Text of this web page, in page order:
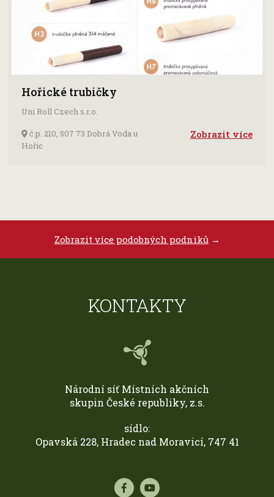
Hořické trubičky
Uni Roll Czech s.r.o.
č.p. 210, 507 73 Dobrá Voda u
Hořic
Zobrazit více
Zobrazit více podobných podniků→
KONTAKTY
Národní síť Místních akčních
skupin České republiky, z.s.
sídlo:
Opavská 228, Hradec nad Moravicí, 747 41